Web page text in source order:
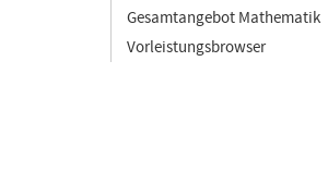
Gesamtangebot Mathematik
Vorleistungsbrowser